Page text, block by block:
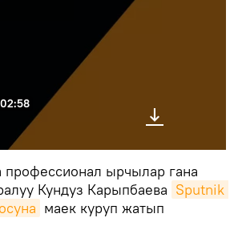
02:58
ырчылар гана
Кундуз Карыпбаева Sputnik
маек куруп жатып